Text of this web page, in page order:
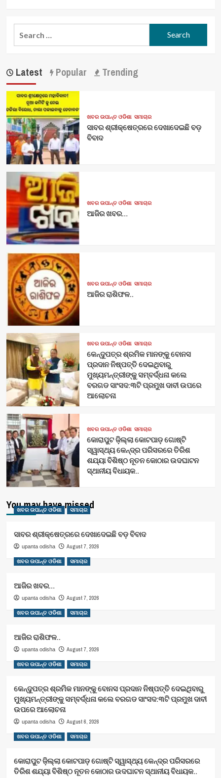
Latest Popular Trending
ଖବର ଉପାନ୍ତ ଓଡିଶା ସମାଚାର
ସାବର ଶ୍ରୀକ୍ଷେତ୍ରରେ ଦେଖାଦେଇଛି ବଡ଼
ବିବାଦ
ଖବର ଉପାନ୍ତ ଓଡିଶା ସମାଚାର
ଆଜିର ଖବର…
ଖବର ଉପାନ୍ତ ଓଡିଶା ସମାଚାର
ଆଜିର ରାଶିଫଳ..
ଖବର ଉପାନ୍ତ ଓଡିଶା ସମାଚାର
କେନ୍ଦୁପତ୍ର ଶ୍ରମିକ ମାନଙ୍କୁ ବୋନସ
ପ୍ରଦାନ ନିଷ୍ପତ୍ତି ଦେଇଥିବାରୁ
ମୁଖ୍ୟମନ୍ତ୍ରୀଙ୍କୁ ସମ୍ବର୍ଦ୍ଧନା କଲେ
ବରଗଡ ସାଂସଦ:୩ଟି ପ୍ରମୁଖ ଦାବୀ ଉପରେ
ଆଲୋଚନା
ଖବର ଉପାନ୍ତ ଓଡିଶା ସମାଚାର
କୋରାପୁଟ ଜ଼ିଲ୍ଲା କୋଟପାଡ଼ ଗୋଷ୍ଟି
ସ୍ୱାସ୍ଥ୍ୟ କେନ୍ଦ୍ର ପରିସରରେ ତିରିଶ
ଶଯ୍ୟା ବିଶିଷ୍ଠ ନୂତନ କୋଠାର ଉଦଘାଟନ
ସ୍ଥାନୀୟ ବିଧାୟକ..
You may have missed
ଖବର ଉପାନ୍ତ ଓଡିଶା ସମାଚାର
ସାବର ଶ୍ରୀକ୍ଷେତ୍ରରେ ଦେଖାଦେଇଛି ବଡ଼ ବିବାଦ
upanta odisha August 7, 2026
ଖବର ଉପାନ୍ତ ଓଡିଶା ସମାଚାର
ଆଜିର ଖବର…
upanta odisha August 7, 2026
ଖବର ଉପାନ୍ତ ଓଡିଶା ସମାଚାର
ଆଜିର ରାଶିଫଳ..
upanta odisha August 7, 2026
ଖବର ଉପାନ୍ତ ଓଡିଶା ସମାଚାର
କେନ୍ଦୁପତ୍ର ଶ୍ରମିକ ମାନଙ୍କୁ ବୋନସ ପ୍ରଦାନ ନିଷ୍ପତ୍ତି ଦେଇଥିବାରୁ
ମୁଖ୍ୟମନ୍ତ୍ରୀଙ୍କୁ ସମ୍ବର୍ଦ୍ଧନା କଲେ ବରଗଡ ସାଂସଦ:୩ଟି ପ୍ରମୁଖ ଦାବୀ
ଉପରେ ଆଲୋଚନା
upanta odisha August 6, 2026
ଖବର ଉପାନ୍ତ ଓଡିଶା ସମାଚାର
କୋରାପୁଟ ଜ଼ିଲ୍ଲା କୋଟପାଡ଼ ଗୋଷ୍ଟି ସ୍ୱାସ୍ଥ୍ୟ କେନ୍ଦ୍ର ପରିସରରେ
ତିରିଶ ଶଯ୍ୟା ବିଶିଷ୍ଠ ନୂତନ କୋଠାର ଉଦଘାଟନ ସ୍ଥାନୀୟ ବିଧାୟକ..